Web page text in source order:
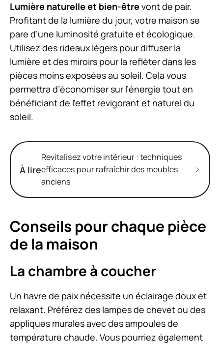
Lumière naturelle et bien-être vont de pair.
Profitant de la lumière du jour, votre maison se
pare d’une luminosité gratuite et écologique.
Utilisez des rideaux légers pour diffuser la
lumière et des miroirs pour la refléter dans les
pièces moins exposées au soleil. Cela vous
permettra d’économiser sur l’énergie tout en
bénéficiant de l’effet revigorant et naturel du
soleil.
À lire
Revitalisez votre intérieur : techniques
efficaces pour rafraîchir des meubles
anciens
Conseils pour chaque pièce
de la maison
La chambre à coucher
Un havre de paix nécessite un éclairage doux et
relaxant. Préférez des lampes de chevet ou des
appliques murales avec des ampoules de
température chaude. Vous pourriez également